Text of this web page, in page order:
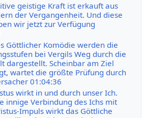
geistige Kraft ist erkauft aus
der Vergangenheit. Und diese
wir jetzt zur Verfügung
Göttlicher Komödie werden die
bei Vergils Weg durch die
dargestellt. Scheinbar am Ziel
wartet die größte Prüfung durch
01:04:36
wirkt in und durch unser Ich.
innige Verbindung des Ichs mit
Impuls wirkt das Göttliche